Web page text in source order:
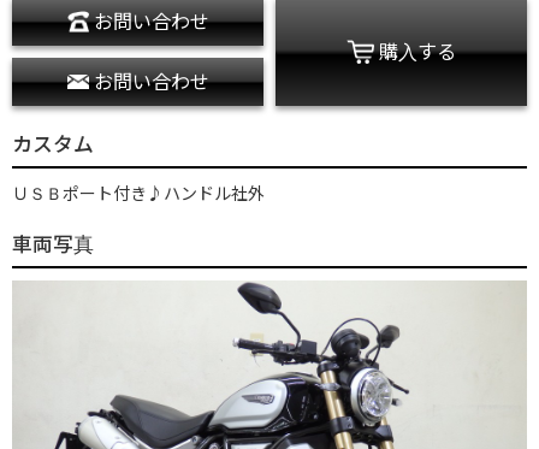
お問い合わせ
お問い合わせ
購入する
カスタム
ＵＳＢポート付き♪ハンドル社外
車両写真